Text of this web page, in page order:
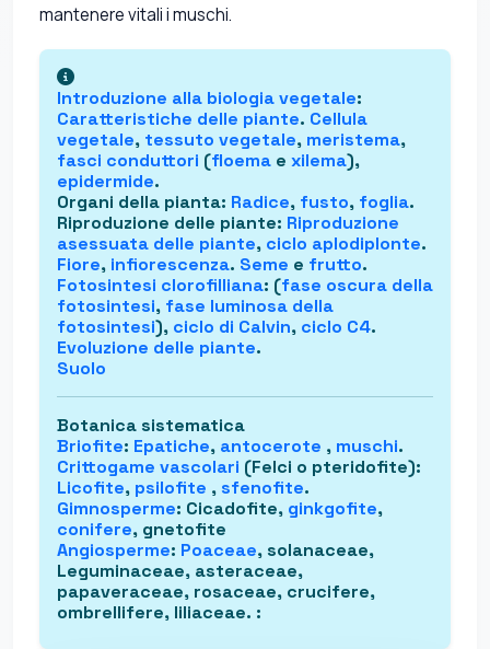
mantenere vitali i muschi.
Introduzione alla biologia vegetale:
Caratteristiche delle piante. Cellula
vegetale, tessuto vegetale, meristema,
fasci conduttori (floema e xilema),
epidermide.
Organi della pianta: Radice, fusto, foglia.
Riproduzione delle piante: Riproduzione
asessuata delle piante, ciclo aplodiplonte.
Fiore, infiorescenza. Seme e frutto.
Fotosintesi clorofilliana: (fase oscura della
fotosintesi, fase luminosa della
fotosintesi), ciclo di Calvin, ciclo C4.
Evoluzione delle piante.
Suolo
Botanica sistematica
Briofite: Epatiche, antocerote , muschi.
Crittogame vascolari (Felci o pteridofite):
Licofite, psilofite , sfenofite.
Gimnosperme: Cicadofite, ginkgofite,
conifere, gnetofite
Angiosperme: Poaceae, solanaceae,
Leguminaceae, asteraceae,
papaveraceae, rosaceae, crucifere,
ombrellifere, liliaceae. :